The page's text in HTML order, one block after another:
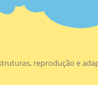
reprodução e